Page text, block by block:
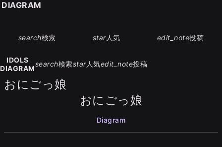
search検索 star人気 edit_note投稿
IDOLS
DIAGRAM
search検索star人気edit_note投稿
おにごっ娘
おにごっ娘
Diagram